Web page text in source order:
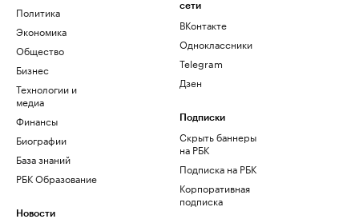
Политика
Экономика
Общество
Бизнес
Технологии и
медиа
Финансы
Биографии
База знаний
РБК Образование
Новости
сети
ВКонтакте
Одноклассники
Telegram
Дзен
Подписки
Скрыть баннеры
на РБК
Подписка на РБК
Корпоративная
подписка